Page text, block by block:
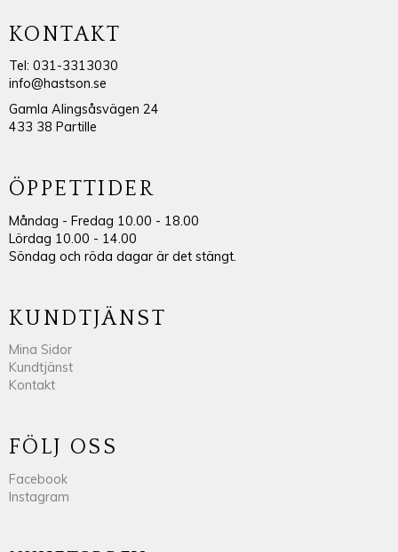
KONTAKT
Tel: 031-3313030
info@hastson.se
Gamla Alingsåsvägen 24
433 38 Partille
ÖPPETTIDER
Måndag - Fredag 10.00 - 18.00
Lördag 10.00 - 14.00
Söndag och röda dagar är det stängt.
KUNDTJÄNST
Mina Sidor
Kundtjänst
Kontakt
FÖLJ OSS
Facebook
Instagram